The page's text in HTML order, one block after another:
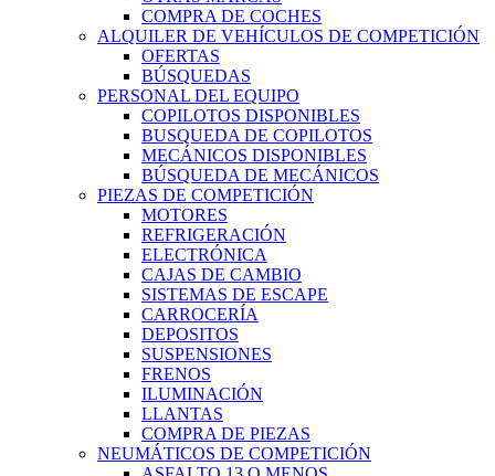
COMPRA DE COCHES
ALQUILER DE VEHÍCULOS DE COMPETICIÓN
OFERTAS
BÚSQUEDAS
PERSONAL DEL EQUIPO
COPILOTOS DISPONIBLES
BUSQUEDA DE COPILOTOS
MECÁNICOS DISPONIBLES
BÚSQUEDA DE MECÁNICOS
PIEZAS DE COMPETICIÓN
MOTORES
REFRIGERACIÓN
ELECTRÓNICA
CAJAS DE CAMBIO
SISTEMAS DE ESCAPE
CARROCERÍA
DEPOSITOS
SUSPENSIONES
FRENOS
ILUMINACIÓN
LLANTAS
COMPRA DE PIEZAS
NEUMÁTICOS DE COMPETICIÓN